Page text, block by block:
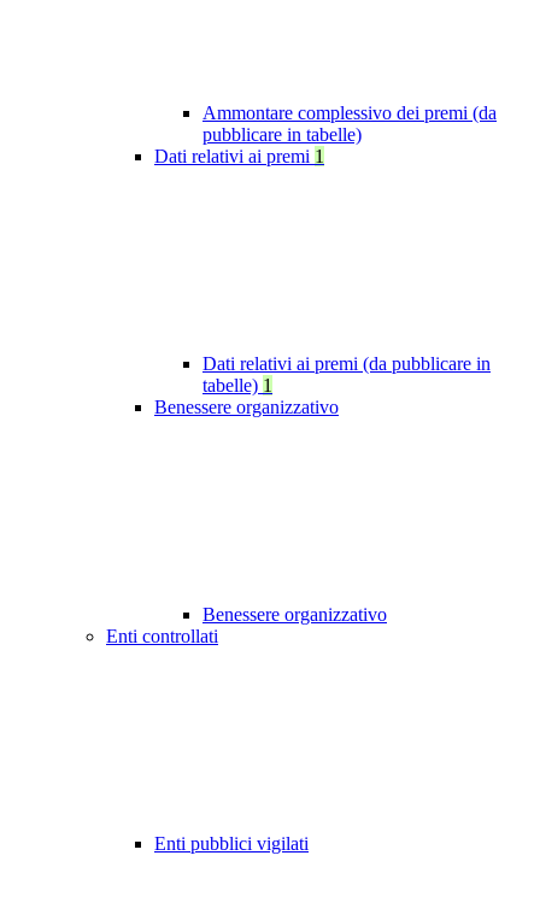
Ammontare complessivo dei premi (da
pubblicare in tabelle)
Dati relativi ai premi 1
Dati relativi ai premi (da pubblicare in
tabelle) 1
Benessere organizzativo
Benessere organizzativo
Enti controllati
Enti pubblici vigilati